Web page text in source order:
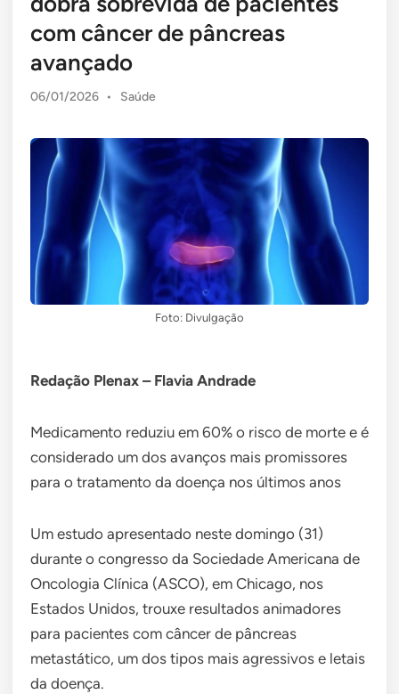
com câncer de pâncreas
avançado
06/01/2026 •
Posted
Saúde
Foto: Divulgação
Redação Plenax – Flavia Andrade
Medicamento reduziu em 60% o risco de morte e é
considerado um dos avanços mais promissores
para o tratamento da doença nos últimos anos
Um estudo apresentado neste domingo (31)
durante o congresso da Sociedade Americana de
Oncologia Clínica (ASCO), em Chicago, nos
Estados Unidos, trouxe resultados animadores
para pacientes com câncer de pâncreas
metastático, um dos tipos mais agressivos e letais
da doença.